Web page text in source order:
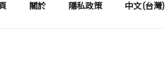
關於 隱私政策 中文 (台灣)